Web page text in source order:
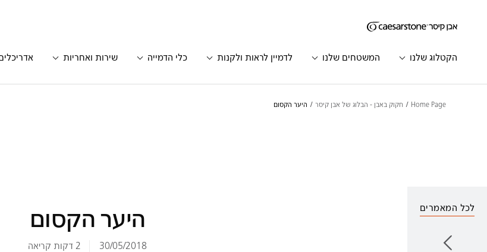
דילוג לתוכן המרכזי
הקטלוג שלנו המשטחים שלנו לדמיין לראות ולקנות כלי הדמייה שירות ואחריות
Skip to Main Footer
Home Page חקוק באבן - הבלוג של אבן קיסר היער הקסום
לכל המאמרים היער הקסום
30/05/2018 2 דקות קריאה